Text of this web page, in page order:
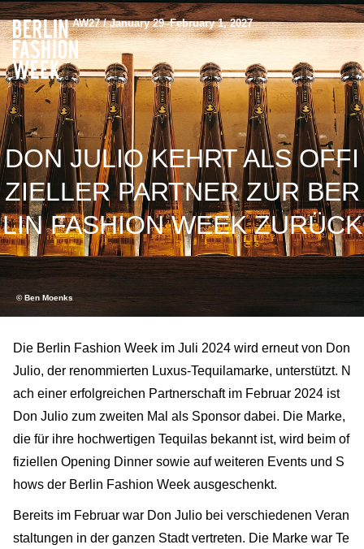
AW27 / January 29–February 1, 2027
DON JULIO KEHRT ALS OFFI
ZIELLER PARTNER ZUR BER
LIN FASHION WEEK ZURÜCK
© Ben Moenks
Die Berlin Fashion Week im Juli 2024 wird erneut von Don
Julio, der renommierten Luxus-Tequilamarke, unterstützt. N
ach einer erfolgreichen Partnerschaft im Februar 2024 ist
Don Julio zum zweiten Mal als Sponsor dabei. Die Marke,
die für ihre hochwertigen Tequilas bekannt ist, wird beim of
fiziellen Opening Dinner sowie auf weiteren Events und S
hows der Berlin Fashion Week ausgeschenkt.
Bereits im Februar war Don Julio bei verschiedenen Veran
staltungen in der ganzen Stadt vertreten. Die Marke war Te